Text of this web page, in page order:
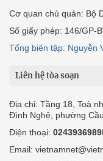
Cơ quan chủ quản: Bộ
Số giấy phép: 146/GP-
Tổng biên tập: Nguyễn
Liên hệ tòa soạn
Địa chỉ: Tầng 18, Toà
Đình Nghệ, phường
Điện thoại:
Email: